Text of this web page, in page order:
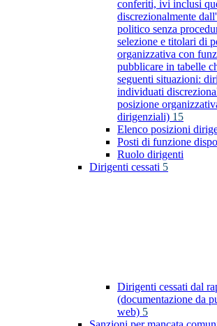
conferiti, ivi inclusi
discrezionalmente
politico senza
selezione e titolari di
organizzativa con
pubblicare in tabelle
seguenti situazioni:
individuati
posizione
dirigenziali) 15
Elenco posizioni
Posti di funzione
Ruolo dirigenti
Dirigenti cessati 5
Dirigenti cessati dal
(documentazione da
web) 5